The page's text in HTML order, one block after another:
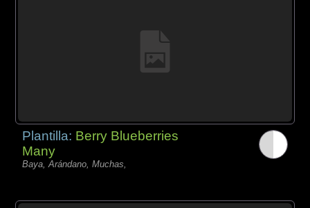
Plantilla: Berry Blueberries
Many
Baya, Arándano, Muchas,